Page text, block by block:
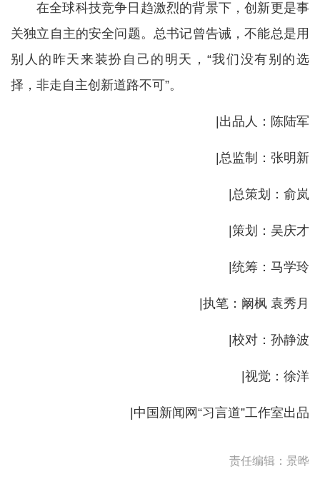
在全球科技竞争日趋激烈的背景下，创新更是事
关独立自主的安全问题。总书记曾告诫，不能总是用
别人的昨天来装扮自己的明天，“我们没有别的选
择，非走自主创新道路不可”。
|出品人：陈陆军
|总监制：张明新
|总策划：俞岚
|策划：吴庆才
|统筹：马学玲
|执笔：阚枫 袁秀月
|校对：孙静波
|视觉：徐洋
|中国新闻网“习言道”工作室出品
责任编辑：景晔